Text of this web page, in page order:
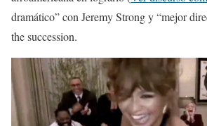
dramático” con Jeremy Strong y “mejor
the succession.